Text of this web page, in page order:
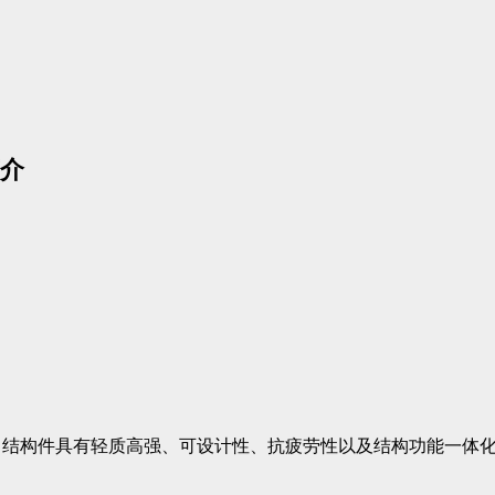
构件具有轻质高强、可设计性、抗疲劳性以及结构功能一体